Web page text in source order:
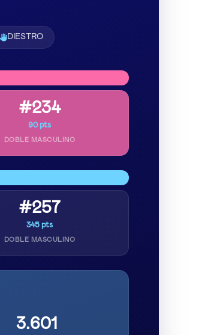
DIESTRO
#234
90 pts
DOBLE MASCULINO
#257
345 pts
DOBLE MASCULINO
3.601